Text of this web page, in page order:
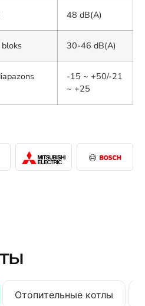
48 dB(A)
30-46 dB(A)
-15 ~ +50/-21
~ +25
Отопительные котлы